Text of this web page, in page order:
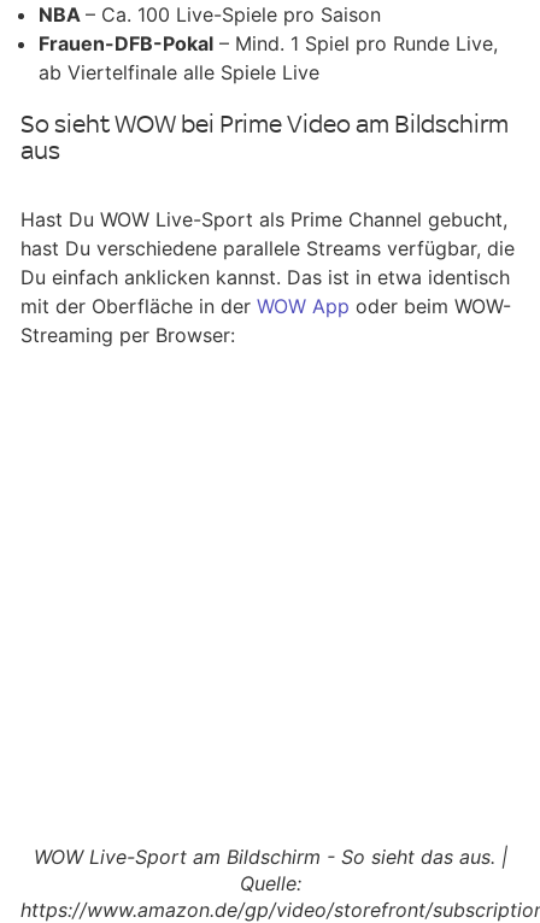
NBA – Ca. 100 Live-Spiele pro Saison
Frauen-DFB-Pokal – Mind. 1 Spiel pro Runde Live,
ab Viertelfinale alle Spiele Live
So sieht WOW bei Prime Video am Bildschirm
aus
Hast Du WOW Live-Sport als Prime Channel gebucht,
hast Du verschiedene parallele Streams verfügbar, die
Du einfach anklicken kannst. Das ist in etwa identisch
mit der Oberfläche in der WOW App oder beim WOW-
Streaming per Browser:
WOW Live-Sport am Bildschirm - So sieht das aus. |
Quelle:
https://www.amazon.de/gp/video/storefront/